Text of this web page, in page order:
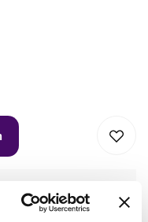
i varukorgen,
tillbehör